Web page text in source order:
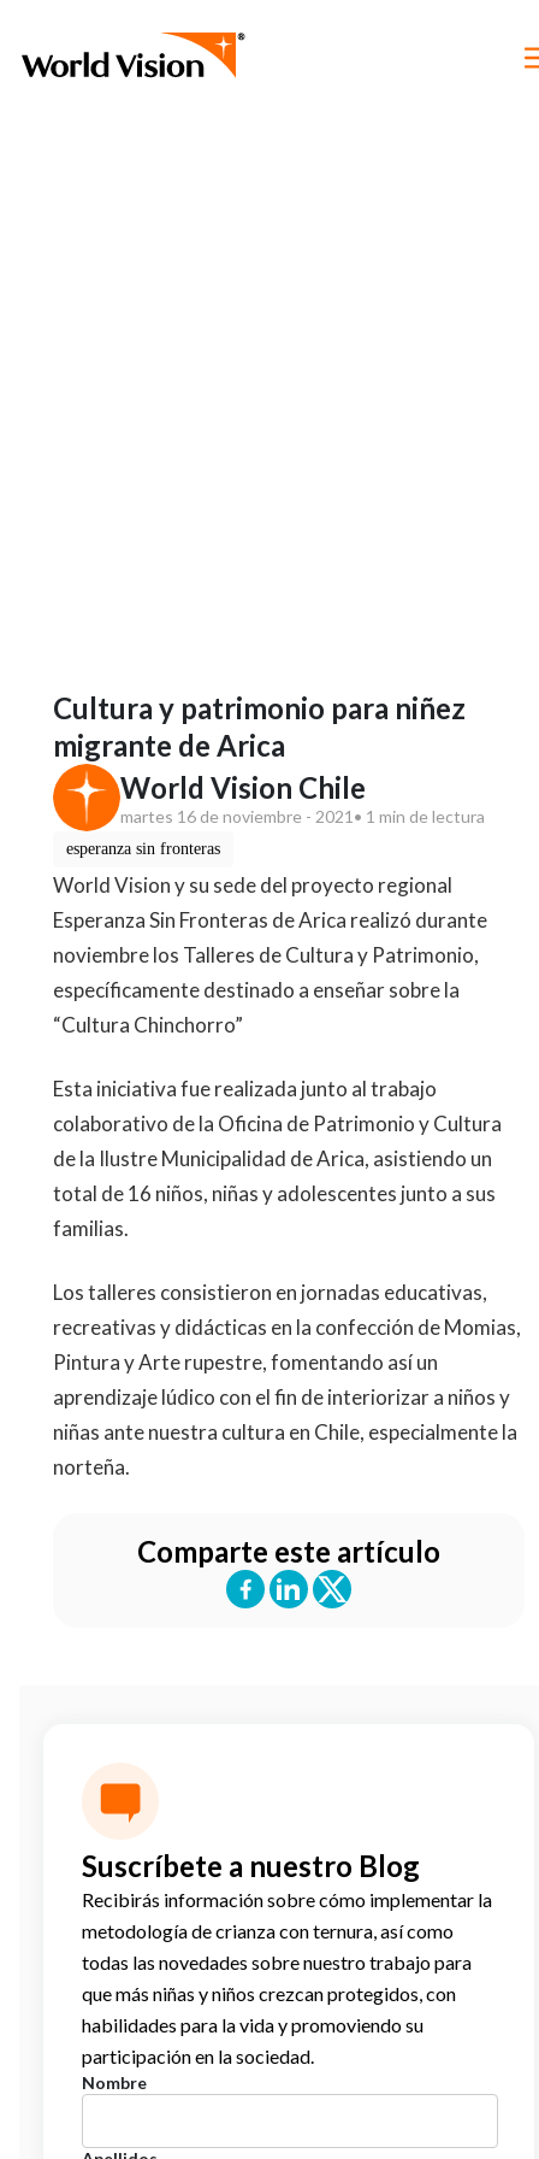
Cultura y patrimonio para niñez
migrante de Arica
World Vision Chile
martes 16 de noviembre - 2021 • 1 min de lectura
esperanza sin fronteras
World Vision y su sede del proyecto regional
Esperanza Sin Fronteras de Arica realizó durante
noviembre los Talleres de Cultura y Patrimonio,
específicamente destinado a enseñar sobre la
“Cultura Chinchorro”
Esta iniciativa fue realizada junto al trabajo
colaborativo de la Oficina de Patrimonio y Cultura
de la Ilustre Municipalidad de Arica, asistiendo un
total de 16 niños, niñas y adolescentes junto a sus
familias.
Los talleres consistieron en jornadas educativas,
recreativas y didácticas en la confección de Momias,
Pintura y Arte rupestre, fomentando así un
aprendizaje lúdico con el fin de interiorizar a niños y
niñas ante nuestra cultura en Chile, especialmente la
norteña.
Comparte este artículo
Suscríbete a nuestro Blog
Recibirás información sobre cómo implementar la
metodología de crianza con ternura, así como
todas las novedades sobre nuestro trabajo para
que más niñas y niños crezcan protegidos, con
habilidades para la vida y promoviendo su
participación en la sociedad.
Nombre